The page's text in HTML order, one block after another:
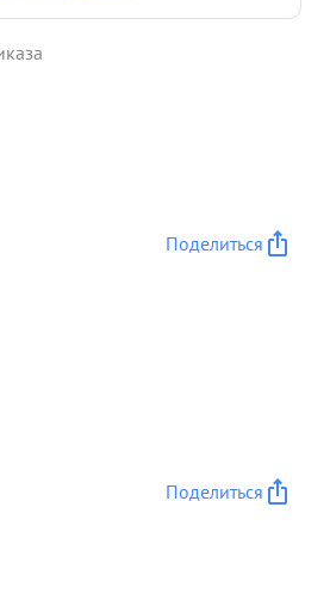
и наносит большой урон в
Поделиться
Поделиться